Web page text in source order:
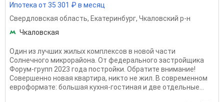
Ипотека от 35 301 ₽ в месяц
Свердловская область, Екатеринбург, Чкаловский р-н
Чкаловская
Один из лучших жилых комплексов в новой части
Солнечного микрорайона. От федерального застройщика
Форум-групп 2023 года постройки. Обратите внимание!
Совершенно новая квартира, никто не жил. В современном
евроформате: большая кухня-гостиная и две отдельные...